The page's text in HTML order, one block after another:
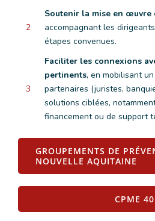
2
Soutenir la mise en œuvre
accompagnant les
étapes convenues.
3
Faciliter les connexions
pertinents, en mobilisant
partenaires (juristes,
solutions ciblées,
financement ou de support
GROUPEMENTS DE
NOUVELLE AQUITAINE
CPME 40